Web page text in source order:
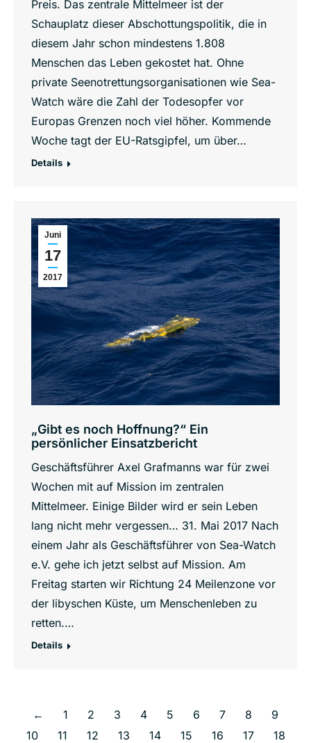
Preis. Das zentrale Mittelmeer ist der
Schauplatz dieser Abschottungspolitik, die in
diesem Jahr schon mindestens 1.808
Menschen das Leben gekostet hat. Ohne
private Seenotrettungsorganisationen wie Sea-
Watch wäre die Zahl der Todesopfer vor
Europas Grenzen noch viel höher. Kommende
Woche tagt der EU-Ratsgipfel, um über…
Details
Juni
17
2017
„Gibt es noch Hoffnung?“ Ein
persönlicher Einsatzbericht
Geschäftsführer Axel Grafmanns war für zwei
Wochen mit auf Mission im zentralen
Mittelmeer. Einige Bilder wird er sein Leben
lang nicht mehr vergessen… 31. Mai 2017 Nach
einem Jahr als Geschäftsführer von Sea-Watch
e.V. gehe ich jetzt selbst auf Mission. Am
Freitag starten wir Richtung 24 Meilenzone vor
der libyschen Küste, um Menschenleben zu
retten.…
Details
← 1 2 3 4 5 6 7 8
9
10
11 12 13 14 15 16 17
18